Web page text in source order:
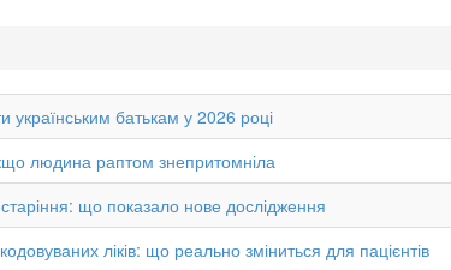
батькам у 2026 році
людина раптом знепритомніла
що показало нове дослідження
ліків: що реально зміниться для пацієнтів